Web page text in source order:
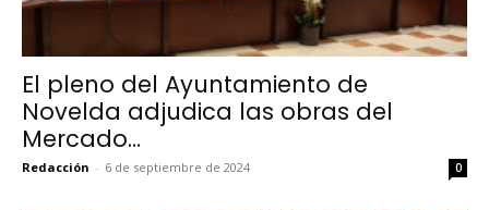
El pleno del Ayuntamiento de
Novelda adjudica las obras del
Mercado...
Redacción - 6 de septiembre de 2024 0